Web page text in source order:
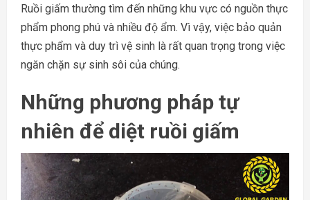
Ruồi giấm thường tìm đến những khu vực có nguồn thực
phẩm phong phú và nhiều độ ẩm. Vì vậy, việc bảo quản
thực phẩm và duy trì vệ sinh là rất quan trọng trong việc
ngăn chặn sự sinh sôi của chúng.
Những phương pháp tự
nhiên để diệt ruồi giấm